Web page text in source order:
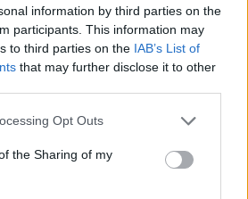
information by third parties on the
participants. This information may
to third parties on the IAB’s List of
that may further disclose it to other
Opt Outs
the Sharing of my
és változatlan (8,1
rátával számol. Az
ezer, illetve 8 és 8,2 százalék
hírarchívumához
előfizetéses